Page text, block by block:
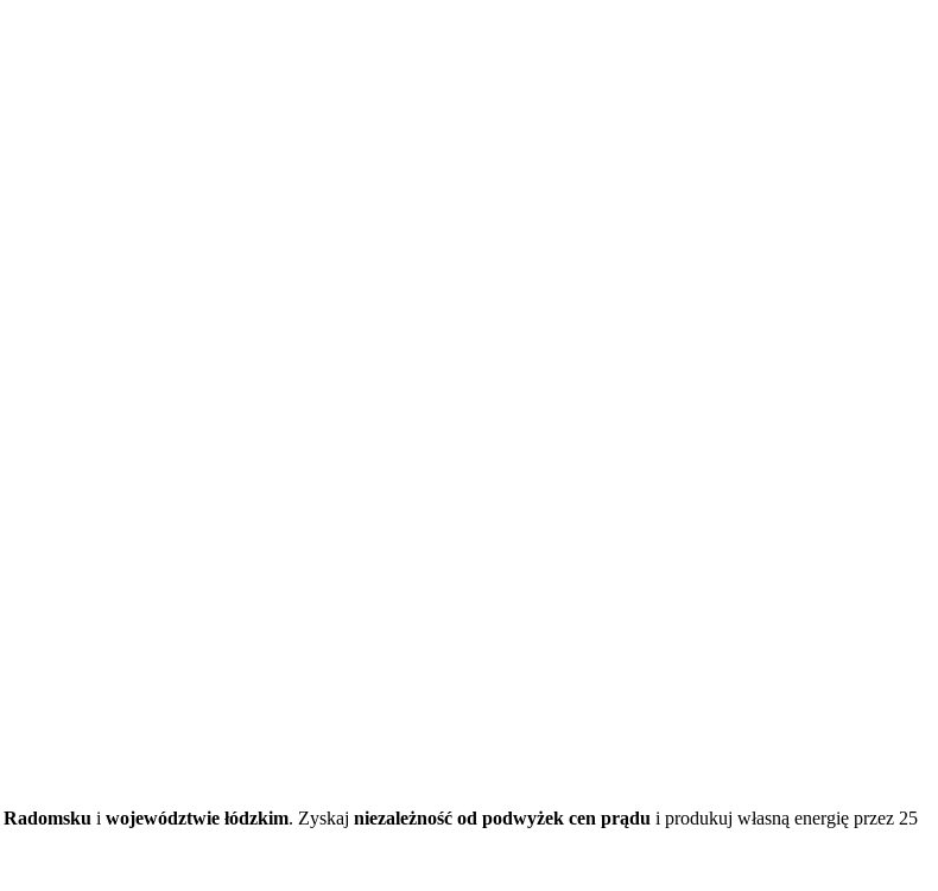
Radomsku i województwie łódzkim. Zyskaj niezależność od podwyżek cen prądu i produkuj własną energię przez 25